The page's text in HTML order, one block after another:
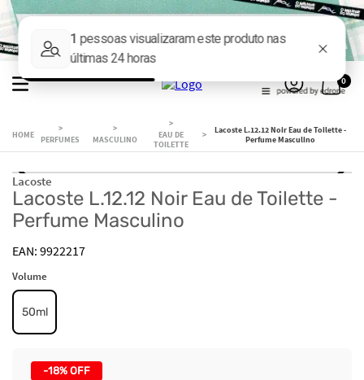
0
PERFUMES MASCULINO
EAU DE
TOILETTE
Lacoste L.12.12 Noir Eau de Toilette -
Perfume Masculino
Lacoste
Lacoste L.12.12 Noir Eau de Toilette -
Perfume Masculino
9922217
Volume
50ml
-18% OFF